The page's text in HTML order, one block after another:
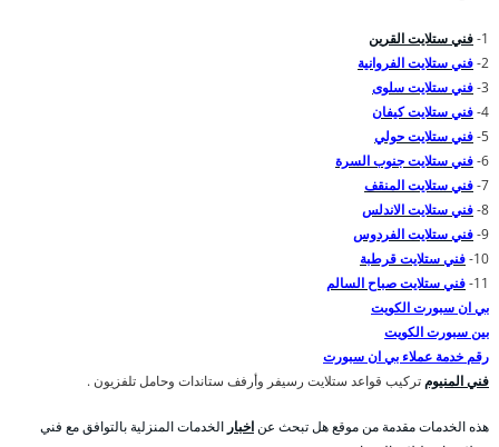
1- فني ستلايت القرين
2- فني ستلايت الفروانية
3- فني ستلايت سلوى
4- فني ستلايت كيفان
5- فني ستلايت حولي
6- فني ستلايت جنوب السرة
7- فني ستلايت المنقف
8- فني ستلايت الاندلس
9- فني ستلايت الفردوس
10- فني ستلايت قرطبة
11- فني ستلايت صباح السالم
بي ان سبورت الكويت
بين سبورت الكويت
رقم خدمة عملاء بي ان سبورت
فني المنيومتركيب قواعد ستلايت رسيفر وأرفف ستاندات وحامل تلفزيون .
هذه الخدمات مقدمة من موقع هل تبحث عناخبار الخدمات المنزلية بالتوافق مع فني